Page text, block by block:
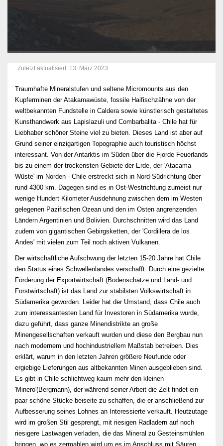
Zuletzt aktualisiert: 13. März 2023
Traumhafte Mineralstufen und seltene Micromounts aus den
Kupferminen der Atakamawüste, fossile Haifischzähne von der
weltbekannten Fundstelle in Caldera sowie künstlerisch gestaltetes
Kunsthandwerk aus Lapislazuli und Combarbalita - Chile hat für
Liebhaber schöner Steine viel zu bieten. Dieses Land ist aber auf
Grund seiner einzigartigen Topographie auch touristisch höchst
interessant. Von der Antarktis im Süden über die Fjorde Feuerlands
bis zu einem der trockensten Gebiete der Erde, der 'Atacama-
Wüste' im Norden - Chile erstreckt sich in Nord-Südrichtung über
rund 4300 km. Dagegen sind es in Ost-Westrichtung zumeist nur
wenige Hundert Kilometer Ausdehnung zwischen dem im Westen
gelegenen Pazifischen Ozean und den im Osten angrenzenden
Ländern Argentinien und Bolivien. Durchschnitten wird das Land
zudem von gigantischen Gebirgsketten, der 'Cordillera de los
Andes' mit vielen zum Teil noch aktiven Vulkanen.
Der wirtschaftliche Aufschwung der letzten 15-20 Jahre hat Chile
den Status eines Schwellenlandes verschafft. Durch eine gezielte
Förderung der Exportwirtschaft (Bodenschätze und Land- und
Forstwirtschaft) ist das Land zur stabilsten Volkswirtschaft in
Südamerika geworden. Leider hat der Umstand, dass Chile auch
zum interessantesten Land für Investoren in Südamerika wurde,
dazu geführt, dass ganze Minendistrikte an große
Minengesellschaften verkauft wurden und diese den Bergbau nun
nach modernem und hochindustriellem Maßstab betreiben. Dies
erklärt, warum in den letzten Jahren größere Neufunde oder
ergiebige Lieferungen aus altbekannten Minen ausgeblieben sind.
Es gibt in Chile schlichtweg kaum mehr den kleinen
'Minero'(Bergmann), der während seiner Arbeit die Zeit findet ein
paar schöne Stücke beiseite zu schaffen, die er anschließend zur
Aufbesserung seines Lohnes an Interessierte verkauft. Heutzutage
wird im großen Stil gesprengt, mit riesigen Radladern auf noch
riesigere Lastwagen verladen, die das Mineral zu Gesteinsmühlen
bringen, wo es zermahlen wird um es im Anschluss mit Säuren